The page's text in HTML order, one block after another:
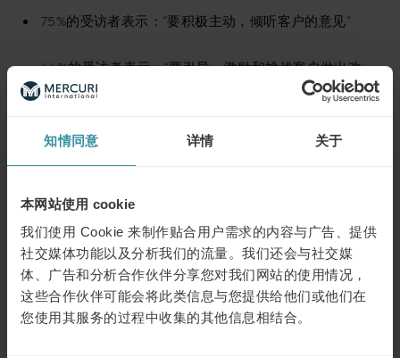
知情同意 详情 关于
本网站使用 cookie
我们使用 Cookie 来制作贴合用户需求的内容与广告、提供
社交媒体功能以及分析我们的流量。我们还会与社交媒
体、广告和分析合作伙伴分享您对我们网站的使用情况，
这些合作伙伴可能会将此类信息与您提供给他们或他们在
您使用其服务的过程中收集的其他信息相结合。
75%的受访者表示：“要积极主动，倾听客户的意见”
66%的受访者表示：“要引导、激励和挑战客户做出改
变”
65%的受访者表示：“要对客户的行业有深刻的理解”
很明显，销售正变得越来越以客户价值为导向，以卖方为
中心的企业无法建立信任，而以客户为中心的企业则可
以。当您建立信任时，销售额就会增加。
接下来呢？